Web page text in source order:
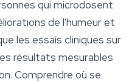
qui microdosent
de l'humeur et
les essais cliniques sur
résultats mesurables
Comprendre où se